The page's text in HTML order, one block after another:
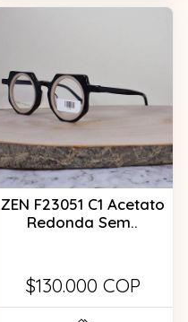
ZEN F23051 C1 Acetato
Redonda Sem..
$130.000 COP